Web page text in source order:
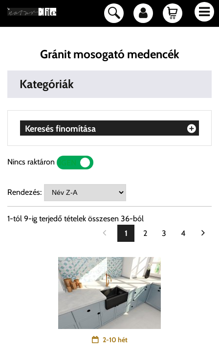
Gránit mosogató medencék
Kategóriák
Keresés finomítása
Nincs raktáron IGEN
Rendezés:
1-tól 9-ig terjedő tételek összesen 36-ból
1
2 3 4
2-10 hét